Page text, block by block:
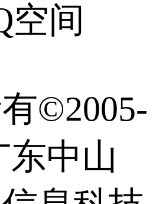
空间
©2005-
东中山